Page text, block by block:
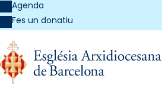
Agenda
Fes un donatiu